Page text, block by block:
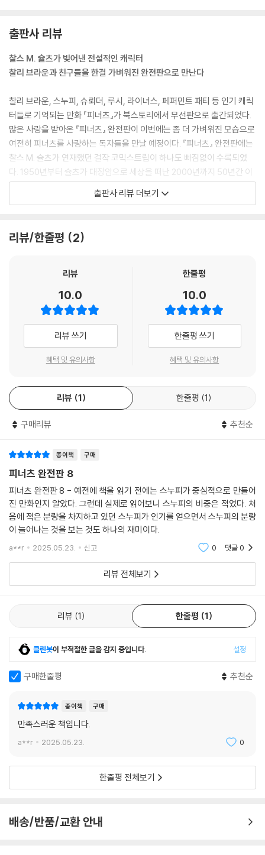
출판사 리뷰
찰스 M. 슐츠가 빚어낸 전설적인 캐릭터
찰리 브라운과 친구들을 한결 가벼워진 완전판으로 만난다
찰리 브라운, 스누피, 슈뢰더, 루시, 라이너스, 페퍼민트 패티 등 인기 캐릭
터들로 기억되는 만화 『피너츠』가 북스토리에서 무선판으로 출간되었다.
많은 사랑을 받아온 『피너츠』 완전판이 이번에는 좀 더 가벼워진 모습으로
여전히 피너츠를 사랑하는 독자들을 만날 예정이다. 『피너츠』 완전판에는
찰스 M. 슐츠가 연재했던 걸작 코믹스트립이 하나도 빠짐없이 수록되었
다. 1950년부터 슐츠가 대장암으로 세상을 떠난 2000년까지 50년간 이
어진 『피너츠』 연재는 만화 역사상 유례를 찾기 힘든 성취이기도 하다. 찰
리 브라운, 스누피 등 오랜 시간 사랑받아온 캐릭터의 근간이자 전설적인
브라운과 그의 친구들을 통해 때로는 코믹하고 때로는 날카롭게 세상을 그
한 감정을 표현하는 다양한 인물들과 이야기를 만화로 그려낸다는 점이다.
그래서 거의 75년간 독자들에게 공감받을 수 있었고, 지금까지도 문화적
코드의 일부로 자리 잡을 수 있었다. 『피너츠 완전판』 무선판은 판타그래
픽스 출판사에서 출간된 원판의 내용을 충실하게 수록하여 앞으로도 한국
에서 계속 출간될 예정이다.
출판사 리뷰 더보기
리뷰/한줄평 2
리뷰
10.0
리뷰 쓰기
혜택 및 유의사항
한줄평
10.0
한줄평 쓰기
혜택 및 유의사항
리뷰 1 한줄평 1
구매리뷰 추천순
종이책 구매
피너츠 완전판 8
피너츠 완전판 8 - 예전에 책을 읽기 전에는 스누피가 중심적으로 만들어
진 만화인지 알았다. 그런데 실제로 읽어보니 스누피의 비중은 적었다. 처
음에 적은 분량을 차지하고 있던 스누피가 인기를 얻으면서 스누피의 분량
이 늘어나는 것을 보는 것도 하나의 재미이다.
a**r 2025.05.23. 신고 0 댓글0
리뷰 전체보기
리뷰 1 한줄평 1
클린봇이 부적절한 글을 감지 중입니다. 설정
구매한줄평 추천순
종이책 구매
만족스러운 책입니다.
a**r 2025.05.23. 0
한줄평 전체보기
배송/반품/교환 안내